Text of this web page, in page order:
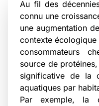
Au fil des
connu une
une augmentation
contexte
consommateurs
source de
significative de la
aquatiques par
Par exemple, la